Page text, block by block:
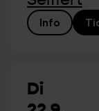
Info
Di